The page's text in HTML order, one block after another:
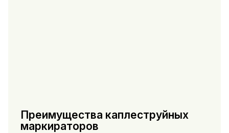
Преимущества каплеструйных
маркираторов